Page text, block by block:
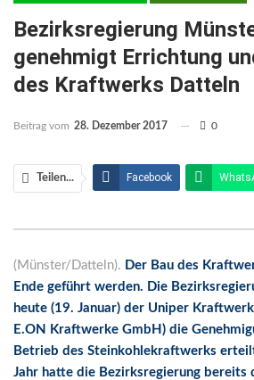
Bezirksregierung
genehmigt Errichtung
des Kraftwerks Datteln
Beitrag vom 28. Dezember 2017 0
Teilen... Facebook
(Münster/Datteln). Der Bau des
Ende geführt werden. Die
heute (19. Januar) der Uniper
E.ON Kraftwerke GmbH) die
Betrieb des Steinkohlekraftwerks
Jahr hatte die Bezirksregierung bereits